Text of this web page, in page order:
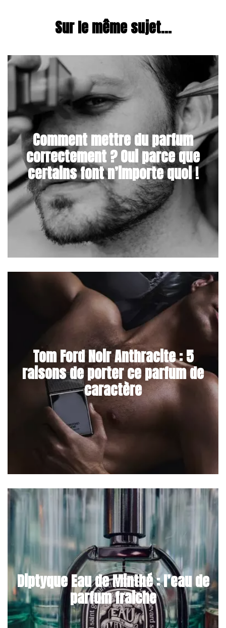
Sur le même sujet...
Comment mettre du parfum
correctement ? Oui parce que
certains font n’importe quoi !
Tom Ford Noir Anthracite : 5
raisons de porter ce parfum de
caractère
Diptyque Eau de Minthé : l’eau de
parfum fraiche